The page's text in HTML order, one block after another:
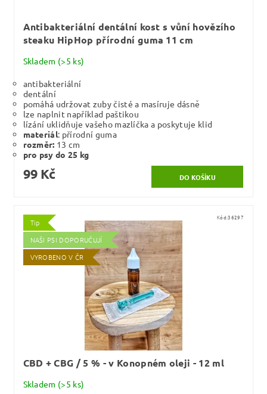
Antibakteriální dentální kost s vůní hovězího
steaku HipHop přírodní guma 11 cm
Skladem (>5 ks)
antibakteriální
dentální
pomáhá udržovat zuby čisté a masíruje dásně
lze naplnit například paštikou
lízání uklidňuje vašeho mazlíčka a poskytuje klid
materiál: přírodní guma
rozměr: 13 cm
pro psy do 25 kg
99 Kč
Tip
NAŠI PSI DOPORUČUJÍ
VYROBENO V ČR
Kód:36297
CBD + CBG / 5 % - v Konopném oleji - 12 ml
Skladem (>5 ks)